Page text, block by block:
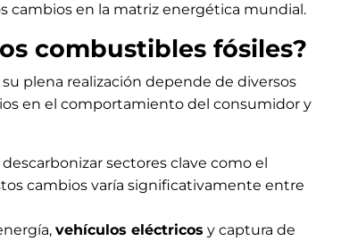
cambios en la matriz energética mundial.
combustibles fósiles?
plena realización depende de diversos
en el comportamiento del consumidor y
sectores clave como el
cambios varía significativamente entre
vehículos eléctricos y captura de